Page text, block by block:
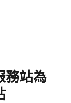
務站為